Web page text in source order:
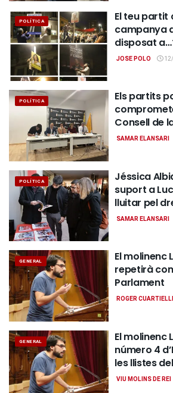
POLÍTICA
El teu partit
campanya
disposat
JOSE POLO
POLÍTICA
Els partits
Consell de
SAMAR ELANSARI
POLÍTICA
Jéssica
suport a
lluitar pel
SAMAR ELANSARI
GENERAL
El molinenc
repetirà
Parlament
ROGER
GENERAL
El molinenc
número 4
les llistes del
VIU MOLINS DE REI